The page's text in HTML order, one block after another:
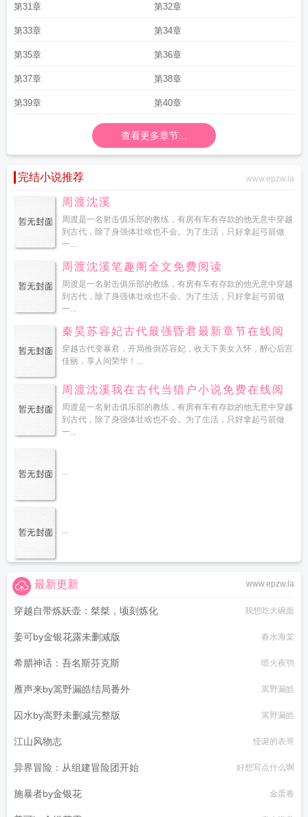
第31章 第32章
第33章 第34章
第35章 第36章
第37章 第38章
第39章 第40章
查看更多章节...
完结小说推荐 www.epzw.la
周渡沈溪
周渡是一名射击俱乐部的教练，有房有车有存款的他无意中穿越
到古代，除了身强体壮啥也不会。为了生活，只好拿起弓箭做
一...
周渡沈溪笔趣阁全文免费阅读
周渡是一名射击俱乐部的教练，有房有车有存款的他无意中穿越
到古代，除了身强体壮啥也不会。为了生活，只好拿起弓箭做
一...
秦昊苏容妃古代最强昏君最新章节在线阅
读
穿越古代变暴君，开局推倒苏容妃，收天下美女入怀，醉心后宫
佳丽，享人间荣华！...
周渡沈溪我在古代当猎户小说免费在线阅
读
周渡是一名射击俱乐部的教练，有房有车有存款的他无意中穿越
到古代，除了身强体壮啥也不会。为了生活，只好拿起弓箭做
一...
...
...
www.epzw.la
最新更新
穿越自带炼妖壶：桀桀，顷刻炼化 我想吃大碗面
姜可by金银花露未删减版 春水海棠
希腊神话：吾名斯芬克斯 喷火夜鸮
雁声来by篙野漏皓结局番外 篙野漏皓
囚水by嵩野未删减完整版 篙野漏皓
江山风物志 怪诞的表哥
异界冒险：从组建冒险团开始 好想写点什么啊
施暴者by金银花 金蛋卷